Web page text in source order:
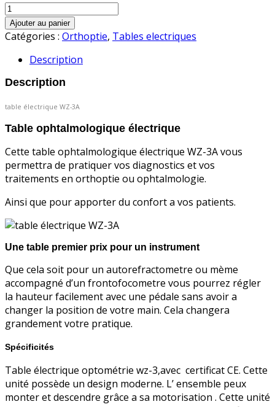
quantité
de
Table
électrique
WZ-
3A
Ajouter au panier
Catégories : Orthoptie, Tables electriques
Description
Description
table électrique WZ-3A
Table ophtalmologique électrique
Cette table ophtalmologique électrique WZ-3A vous
permettra de pratiquer vos diagnostics et vos
traitements en orthoptie ou ophtalmologie.
Ainsi que pour apporter du confort a vos patients.
Une table premier prix pour un instrument
Que cela soit pour un autorefractometre ou mème
accompagné d’un frontofocometre vous pourrez régler
la hauteur facilement avec une pédale sans avoir a
changer la position de votre main. Cela changera
grandement votre pratique.
Spécificités
Table électrique optométrie wz-3,avec certificat CE. Cette
unité possède un design moderne. L’ ensemble peux
monter et descendre grâce a sa motorisation . Cette unité